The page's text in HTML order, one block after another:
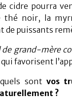
cidre pourra
thé noir, la
de puissants
de grand-mère
qui favorisent
sont vos
?